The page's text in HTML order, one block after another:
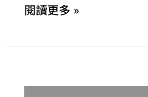
設
閱讀更多 »